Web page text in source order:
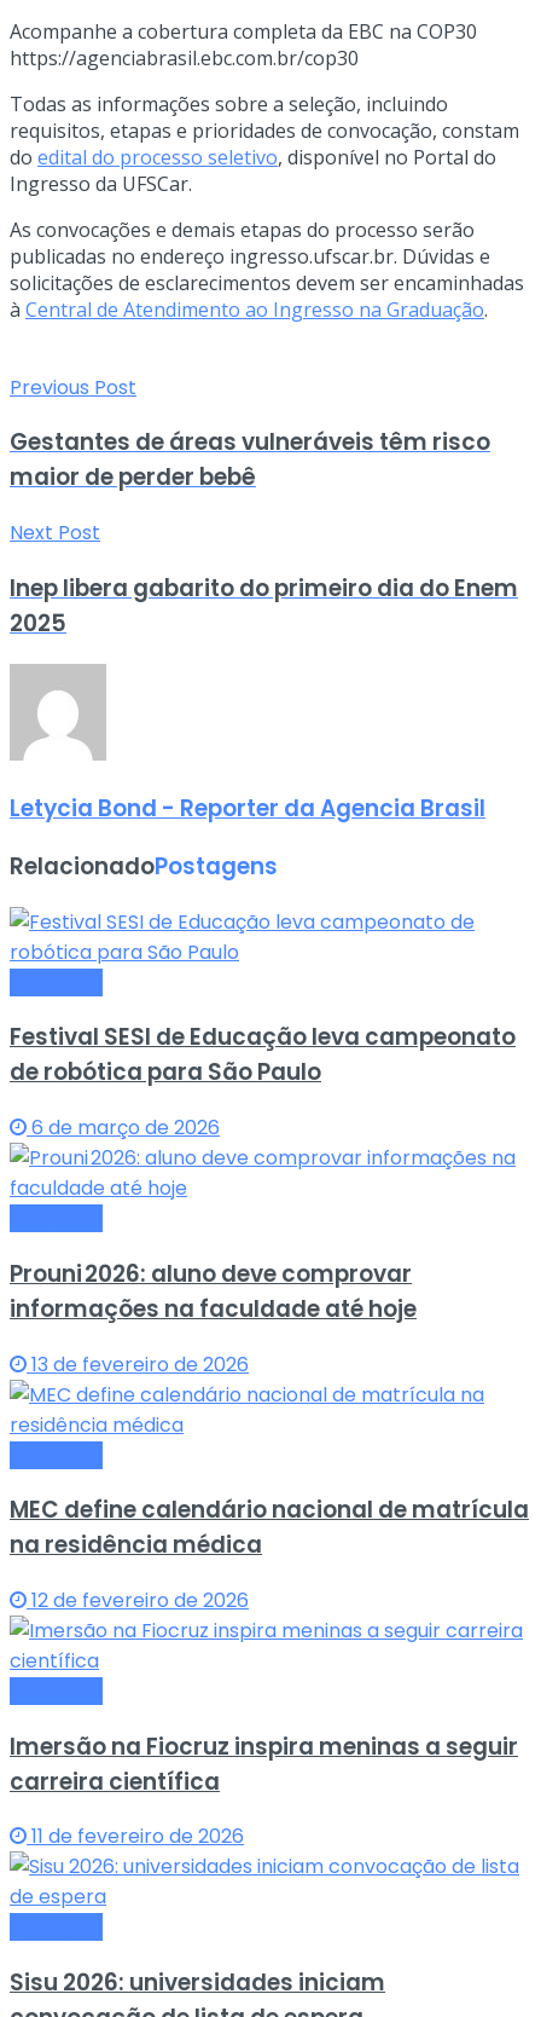
Acompanhe a cobertura completa da EBC na COP30
https://agenciabrasil.ebc.com.br/cop30
Todas as informações sobre a seleção, incluindo
requisitos, etapas e prioridades de convocação, constam
do edital do processo seletivo, disponível no Portal do
Ingresso da UFSCar.
As convocações e demais etapas do processo serão
publicadas no endereço ingresso.ufscar.br. Dúvidas e
solicitações de esclarecimentos devem ser encaminhadas
à Central de Atendimento ao Ingresso na Graduação.
Previous Post
Gestantes de áreas vulneráveis têm risco
maior de perder bebê
Next Post
Inep libera gabarito do primeiro dia do Enem
2025
Letycia Bond - Reporter da Agencia Brasil
RelacionadoPostagens
Festival SESI de Educação leva campeonato
de robótica para São Paulo
6 de março de 2026
Prouni 2026: aluno deve comprovar
informações na faculdade até hoje
13 de fevereiro de 2026
MEC define calendário nacional de matrícula
na residência médica
12 de fevereiro de 2026
Imersão na Fiocruz inspira meninas a seguir
carreira científica
11 de fevereiro de 2026
Sisu 2026: universidades iniciam